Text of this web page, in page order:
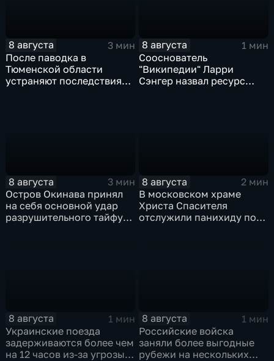
8 августа
3 мин
После паводка в
Тюменской области
устраняют последствия
8 августа
1 мин
Сооснователь
"Википедии" Ларри
Сэнгер назвал ресурс
8 августа
3 мин
Остров Окинава принял
на себя основной удар
разрушительного тайфуна
8 августа
2 мин
В московском храме
Христа Спасителя
отслужили панихиду по
8 августа
1 мин
Украинские поезда
задерживаются более чем
на 12 часов из-за угрозы
8 августа
1 мин
Российские войска
заняли более выгодные
рубежи на нескольких